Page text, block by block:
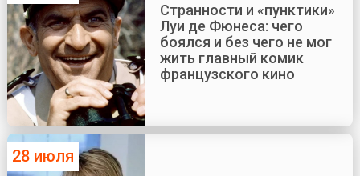
Странности и «пунктики»
Луи де Фюнеса: чего
боялся и без чего не мог
жить главный комик
французского кино
28 июля